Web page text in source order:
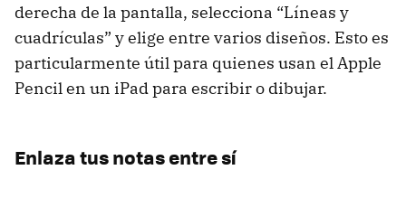
derecha de la pantalla, selecciona “Líneas y
cuadrículas” y elige entre varios diseños. Esto es
particularmente útil para quienes usan el Apple
Pencil en un iPad para escribir o dibujar.
Enlaza tus notas entre sí